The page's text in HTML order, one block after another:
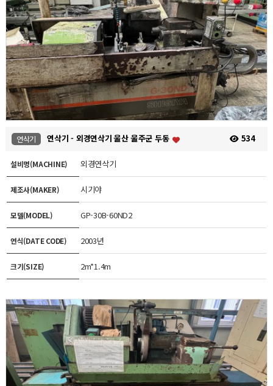
연삭기 연삭기 - 외경연삭기 울산 울주군 두동 534
설비명(MACHINE) 외경연삭기
제조사(MAKER) 시기야
모델(MODEL) GP-30B-60ND2
연식(DATE CODE) 2003년
크기(SIZE) 2m*1.4m